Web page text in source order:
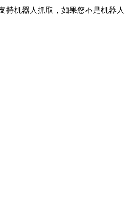
人抓取，如果您不是机器人，